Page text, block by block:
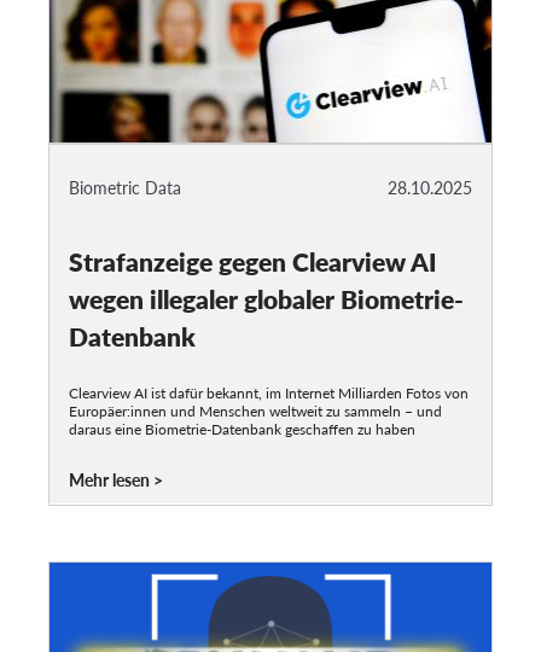
28.10.2025
Biometric Data
Strafanzeige gegen Clearview AI
wegen illegaler globaler Biometrie-
Datenbank
Clearview AI ist dafür bekannt, im Internet Milliarden Fotos von
Europäer:innen und Menschen weltweit zu sammeln – und
daraus eine Biometrie-Datenbank geschaffen zu haben
Mehr lesen